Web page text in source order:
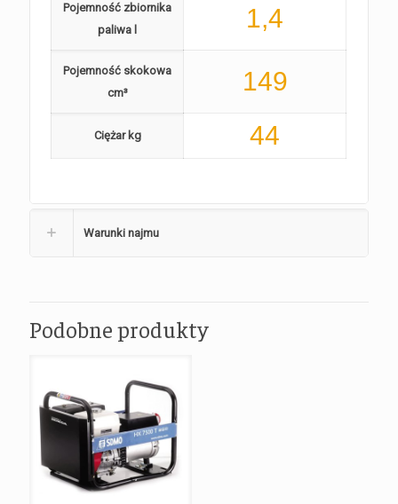
Pojemność zbiornika
paliwa l
1,4
Pojemność skokowa
cm³
149
Ciężar kg 44
Warunki najmu
Podobne produkty